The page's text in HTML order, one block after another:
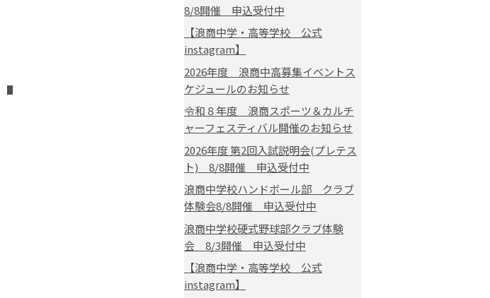
8/8開催 申込受付中
【浪商中学・高等学校 公式
instagram】
2026年度 浪商中高募集イベントス
ケジュールのお知らせ
令和８年度 浪商スポーツ＆カルチ
ャーフェスティバル開催のお知らせ
2026年度 第2回入試説明会(プレテス
ト) 8/8開催 申込受付中
浪商中学校ハンドボール部 クラブ
体験会8/8開催 申込受付中
浪商中学校硬式野球部クラブ体験
会 8/3開催 申込受付中
【浪商中学・高等学校 公式
instagram】